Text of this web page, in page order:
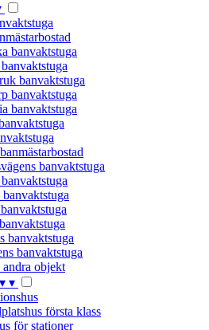
banvaktstuga
banvaktstuga
banvaktstuga
banvaktstuga
banvaktstuga
banvaktstuga
banvaktstuga
objekt
▾ ▾
första klass
för stationer